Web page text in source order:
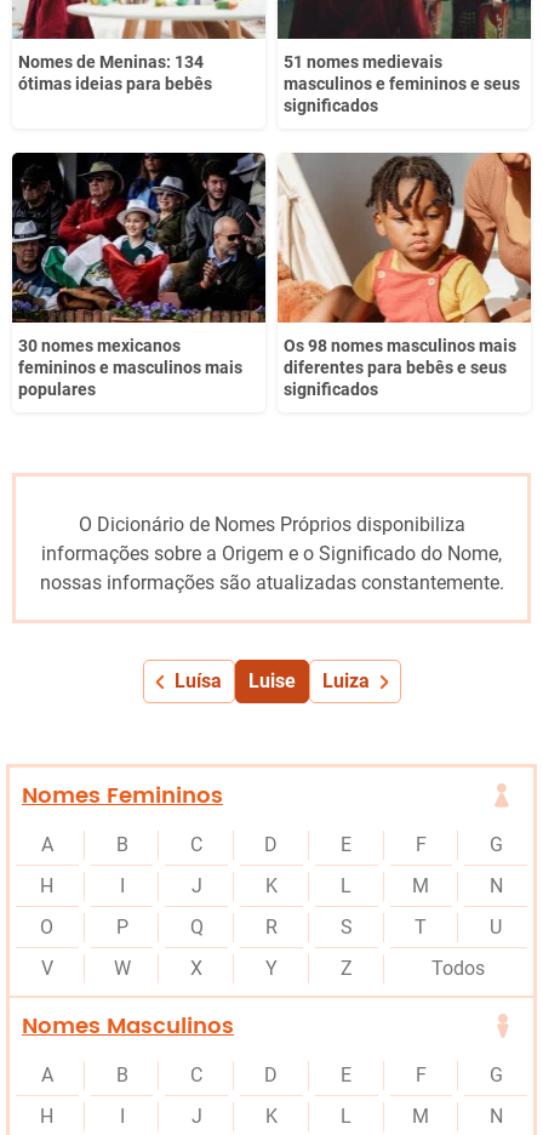
Nomes de Meninas: 134
ótimas ideias para bebês
51 nomes medievais
masculinos e femininos e seus
significados
30 nomes mexicanos
femininos e masculinos mais
populares
Os 98 nomes masculinos mais
diferentes para bebês e seus
significados
O Dicionário de Nomes Próprios disponibiliza
informações sobre a Origem e o Significado do Nome,
nossas informações são atualizadas constantemente.
Luísa Luise Luiza
Nomes Femininos
A B C D E F
G
H
I J K L M
N
O
P Q R S T
U
V
W X Y Z Todos
Nomes Masculinos
A B C D E F
G
H
I J K L M
N